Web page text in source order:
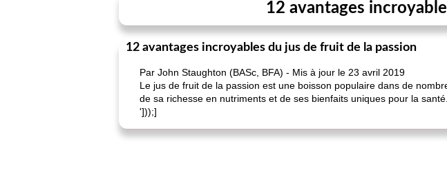
12 avantages
12 avantages incroyables du jus de fruit de la passion
Par John Staughton (BASc, BFA) - Mis à jour le 23 avril 2019
Le jus de fruit de la passion est une boisson populaire dans de
de sa richesse en nutriments et de ses bienfaits uniques pour la
']));]